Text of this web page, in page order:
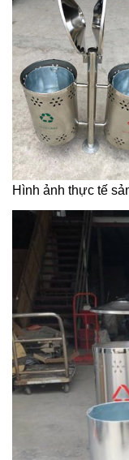
Hình ảnh thực tế